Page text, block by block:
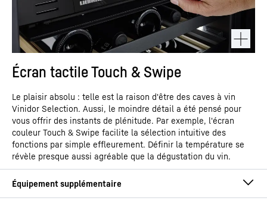
Écran tactile Touch & Swipe
Le plaisir absolu : telle est la raison d'être des caves à vin
Vinidor Selection. Aussi, le moindre détail a été pensé pour
vous offrir des instants de plénitude. Par exemple, l'écran
couleur Touch & Swipe facilite la sélection intuitive des
fonctions par simple effleurement. Définir la température se
révèle presque aussi agréable que la dégustation du vin.